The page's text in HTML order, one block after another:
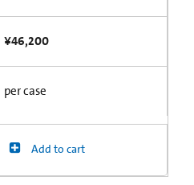
¥46,200
per case
Add to cart